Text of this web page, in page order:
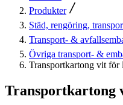
Produkter
Städ, rengöring,
Transport- &
Övriga transport- &
Transportkartong vit
Transportkartong